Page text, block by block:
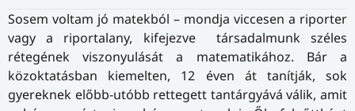
Sosem voltam jó matekból – mondja viccesen a riporter
vagy a riportalany, kifejezve társadalmunk széles
rétegének viszonyulását a matematikához. Bár a
közoktatásban kiemelten, 12 éven át tanítják, sok
gyereknek előbb-utóbb rettegett tantárgyává válik, amit